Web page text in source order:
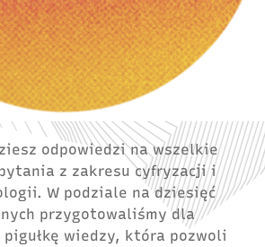
odpowiedzi na wszelkie
z zakresu cyfryzacji i
W podziale na dziesięć
przygotowaliśmy dla
wiedzy, która pozwoli